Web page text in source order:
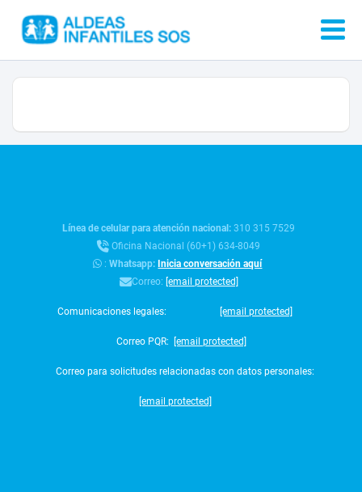
Línea de celular para atención nacional:310 315 7529
Oficina Nacional (60+1) 634-8049
:Whatsapp: Inicia conversación aquí
Correo: [email protected]
Comunicaciones legales: [email protected]
Correo PQR: [email protected]
Correo para solicitudes relacionadas con datos personales:
[email protected]